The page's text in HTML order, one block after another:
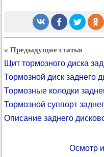
« Предыдущие статьи
Щит тормозного диска
Тормозной диск заднего
Тормозные колодки
Тормозной суппорт
Описание заднего
Осмотр